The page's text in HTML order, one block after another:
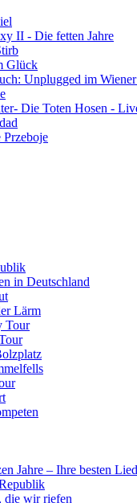
II - Die fetten Jahre
Glück
Unplugged im
Die Toten Hosen -
in Deutschland
Lärm
Tour
Jahre – Ihre besten
die wir riefen